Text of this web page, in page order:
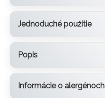
Jednoduché použitie
Popis
Informácie o alergénoch